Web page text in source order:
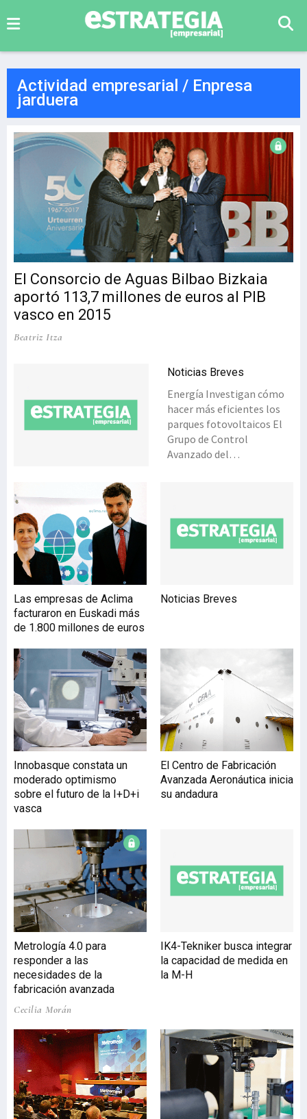
Actividad empresarial / Enpresa
jarduera
El Consorcio de Aguas Bilbao Bizkaia
aportó 113,7 millones de euros al PIB
vasco en 2015
Beatriz Itza
Noticias Breves
Energía Investigan cómo
hacer más eficientes los
parques fotovoltaicos El
Grupo de Control
Avanzado del
desarrolla un sistema de
control, con el fin de que
los generadores
adaptándolo en función
como de la carga
conectada al sistema.
Gipuzkoa avanza en la
movilidad sostenible La
Diputación de Gipuzkoa
organizó la segunda mesa
de contraste para la
definición de una
estrategia que sirva para
posicionar al territorio
como “polo de desarrollo
Las empresas de Aclima
facturaron en Euskadi más
de 1.800 millones de euros
Noticias Breves
Innobasque constata un
moderado optimismo
sobre el futuro de la I+D+i
vasca
El Centro de Fabricación
Avanzada Aeronáutica inicia
su andadura
Metrología 4.0 para
responder a las
necesidades de la
fabricación avanzada
Cecilia Morán
IK4-Tekniker busca integrar
la capacidad de medida en
la M-H